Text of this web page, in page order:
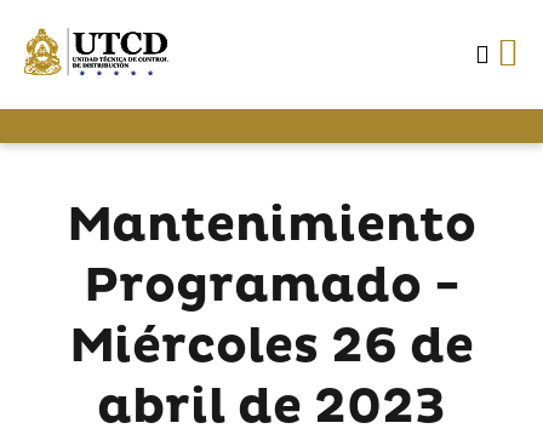
Mantenimiento
Programado -
Miércoles 26 de
abril de 2023